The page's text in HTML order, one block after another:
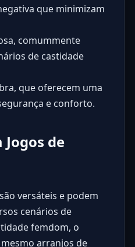
que minimizam
comummente
de castidade
que oferecem uma
e conforto.
de
versáteis e podem
cenários de
femdom, o
arranjos de